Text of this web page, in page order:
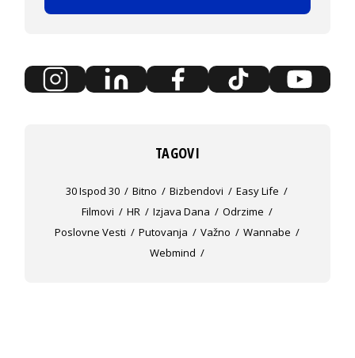
TAGOVI
30 Ispod 30 Bitno Bizbendovi
Easy Life
Filmovi
HR Izjava Dana
Odrzime
Poslovne Vesti
Putovanja Važno
Wannabe
Webmind